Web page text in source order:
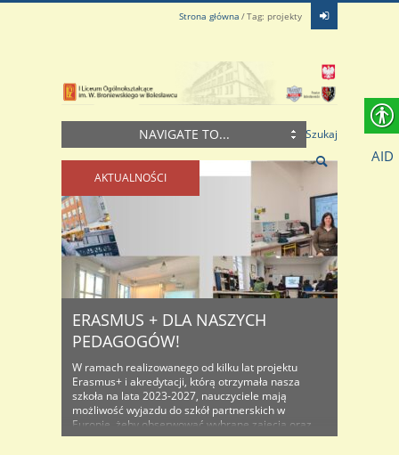
Strona główna Tag: projekty
NAVIGATE TO... Szukaj
AKTUALNOŚCI
ERASMUS + DLA NASZYCH
PEDAGOGÓW!
W ramach realizowanego od kilku lat projektu
Erasmus+ i akredytacji, którą otrzymała nasza
szkoła na lata 2023-2027, nauczyciele mają
możliwość wyjazdu do szkół partnerskich w
Europie, żeby obserwować wybrane zajęcia oraz
zapoznać się z pracą szkoły, wykorzystywanymi
AID